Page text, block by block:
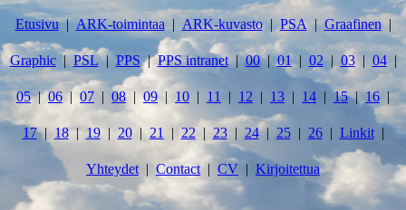
Etusivu ARK-toimintaa ARK-kuvasto PSA Graafinen
Graphic PSL PPS PPS intranet 00 01 02 03 04
05 06 07 08 09 10 11 12 13 14 15 16
17 18 19 20 21 22 23 24 25 26 Linkit
Yhteydet Contact CV Kirjoitettua